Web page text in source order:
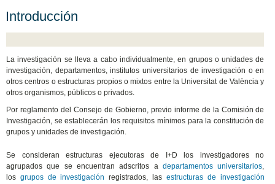
Introducción
La investigación se lleva a cabo individualmente, en grupos o unidades de
investigación, departamentos, institutos universitarios de investigación o en
otros centros o estructuras propios o mixtos entre la Universitat de València y
otros organismos, públicos o privados.
Por reglamento del Consejo de Gobierno, previo informe de la Comisión de
Investigación, se establecerán los requisitos mínimos para la constitución de
grupos y unidades de investigación.
Se consideran estructuras ejecutoras de I+D los investigadores no
agrupados que se encuentran adscritos adepartamentos universitarios,
los grupos de investigación registrados, las estructuras de investigación